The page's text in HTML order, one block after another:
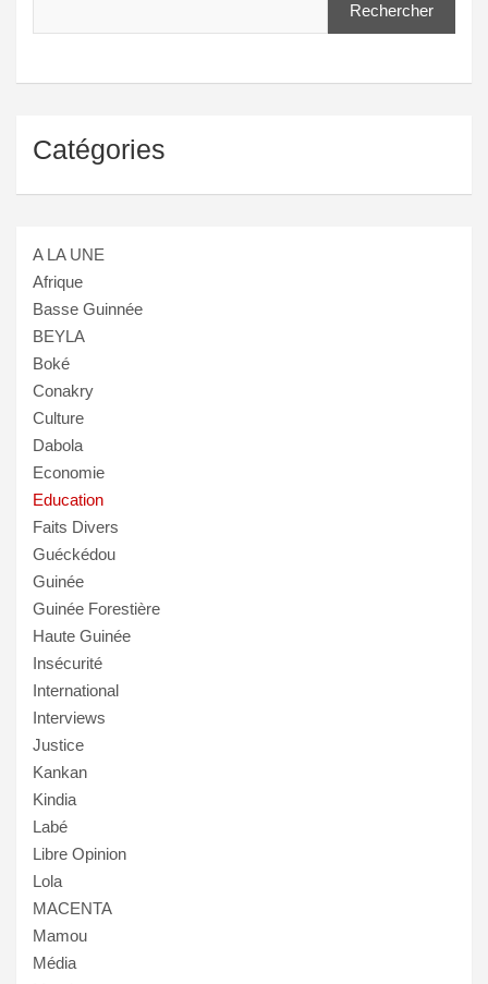
Rechercher
Catégories
A LA UNE
Afrique
Basse Guinnée
BEYLA
Boké
Conakry
Culture
Dabola
Economie
Education
Faits Divers
Guéckédou
Guinée
Guinée Forestière
Haute Guinée
Insécurité
International
Interviews
Justice
Kankan
Kindia
Labé
Libre Opinion
Lola
MACENTA
Mamou
Média